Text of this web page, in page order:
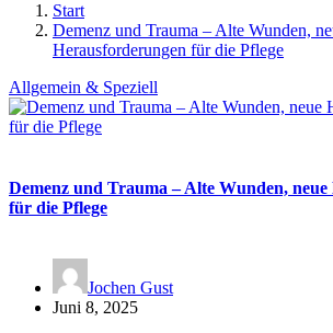
Start
Demenz und Trauma – Alte Wunden,
Herausforderungen für die Pflege
Allgemein & Speziell
Demenz und Trauma – Alte Wunden,
für die Pflege
Jochen Gust
Juni 8, 2025